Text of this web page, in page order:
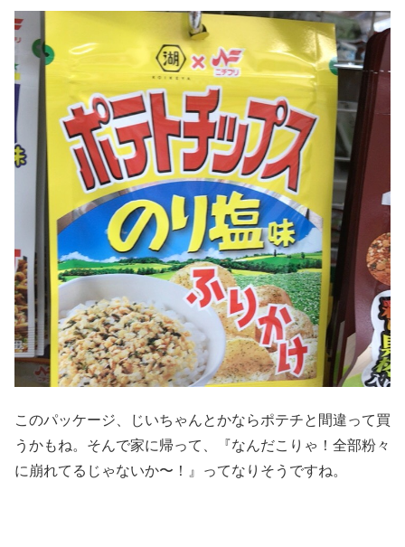
このパッケージ、じいちゃんとかならポテチと間違って買
うかもね。そんで家に帰って、『なんだこりゃ！全部粉々
に崩れてるじゃないか〜！』ってなりそうですね。